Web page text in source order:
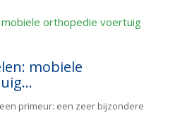
mobiele
primeur: een zeer bijzondere